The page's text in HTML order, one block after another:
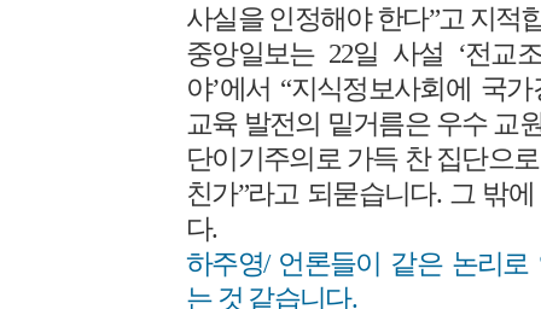
사실을 인정해야 한다”고 지적
중앙일보는 22일 사설 ‘전교
야’에서 “지식정보사회에 국
교육 발전의 밑거름은 우수 교
단이기주의로 가득 찬 집단으
친가”라고 되묻습니다. 그 밖
다.
하주영/ 언론들이 같은 논리
는 것 같습니다.